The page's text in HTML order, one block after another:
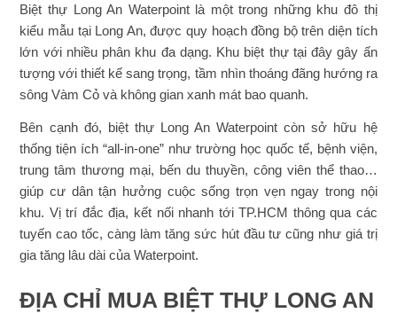
Biệt thự Long An Waterpoint là một trong những khu đô thị
kiểu mẫu tại Long An, được quy hoạch đồng bộ trên diện tích
lớn với nhiều phân khu đa dạng. Khu biệt thự tại đây gây ấn
tượng với thiết kế sang trọng, tầm nhìn thoáng đãng hướng ra
sông Vàm Cỏ và không gian xanh mát bao quanh.
Bên cạnh đó, biệt thự Long An Waterpoint còn sở hữu hệ
thống tiện ích “all-in-one” như trường học quốc tế, bệnh viện,
trung tâm thương mại, bến du thuyền, công viên thể thao…
giúp cư dân tận hưởng cuộc sống trọn vẹn ngay trong nội
khu. Vị trí đắc địa, kết nối nhanh tới TP.HCM thông qua các
tuyến cao tốc, càng làm tăng sức hút đầu tư cũng như giá trị
gia tăng lâu dài của Waterpoint.
ĐỊA CHỈ MUA BIỆT THỰ LONG AN